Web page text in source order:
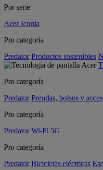
Por serie
Acer Iconia
Pro categoría
Predator Productos sostenibles
Pro categoría
Predator Prendas, bolsos y
Pro categoría
Predator Wi-Fi 5G
Pro categoría
Predator Bicicletas eléctricas